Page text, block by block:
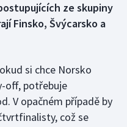
ze skupiny
Finsko, Švýcarsko a
si chce Norsko
off, potřebuje
V opačném případě by
což se